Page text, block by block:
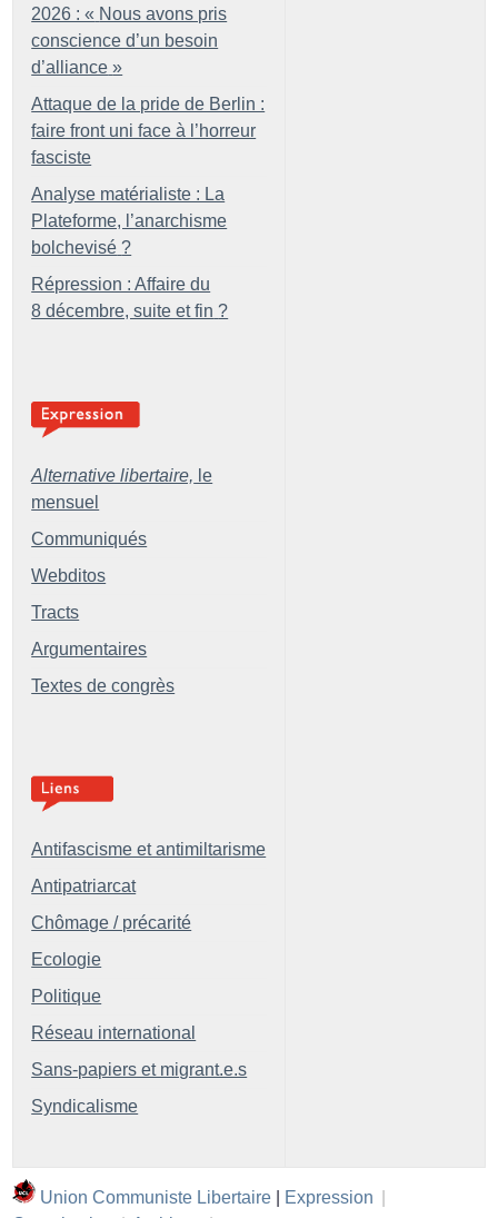
2026 : « Nous avons pris
conscience d’un besoin
d’alliance »
Attaque de la pride de Berlin :
faire front uni face à l’horreur
fasciste
Analyse matérialiste : La
Plateforme, l’anarchisme
bolchevisé ?
Répression : Affaire du
8 décembre, suite et fin ?
Alternative libertaire, le
mensuel
Communiqués
Webditos
Tracts
Argumentaires
Textes de congrès
Antifascisme et antimiltarisme
Antipatriarcat
Chômage / précarité
Ecologie
Politique
Réseau international
Sans-papiers et migrant.e.s
Syndicalisme
Union Communiste Libertaire Expression